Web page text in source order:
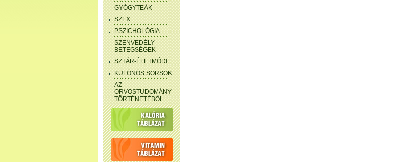
GYÓGYTEÁK
SZEX
PSZICHOLÓGIA
SZENVEDÉLY-
BETEGSÉGEK
SZTÁR-ÉLETMÓDI
KÜLÖNÖS SORSOK
AZ
ORVOSTUDOMÁNY
TÖRTÉNETÉBŐL